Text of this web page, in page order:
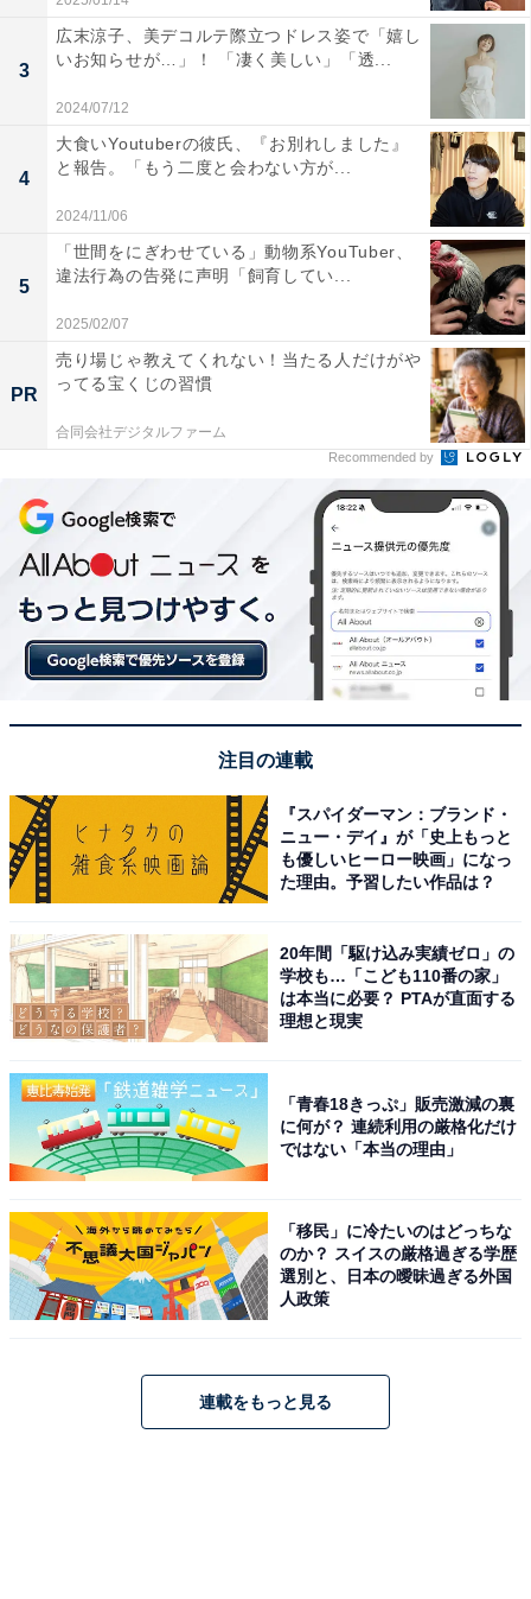
3
広末涼子、美デコルテ際立つドレス姿で「嬉し
いお知らせが…」！ 「凄く美しい」「透...
2024/07/12
4
大食いYoutuberの彼氏、『お別れしました』
と報告。「もう二度と会わない方が...
2024/11/06
5
「世間をにぎわせている」動物系YouTuber、
違法行為の告発に声明「飼育してい...
2025/02/07
PR
売り場じゃ教えてくれない！当たる人だけがや
ってる宝くじの習慣
合同会社デジタルファーム
Recommended by
注目の連載
『スパイダーマン：ブランド・
ニュー・デイ』が「史上もっと
も優しいヒーロー映画」になっ
た理由。予習したい作品は？
20年間「駆け込み実績ゼロ」の
学校も…「こども110番の家」
は本当に必要？ PTAが直面する
理想と現実
「青春18きっぷ」販売激減の裏
に何が？ 連続利用の厳格化だけ
ではない「本当の理由」
「移民」に冷たいのはどっちな
のか？ スイスの厳格過ぎる学歴
選別と、日本の曖昧過ぎる外国
人政策
連載をもっと見る